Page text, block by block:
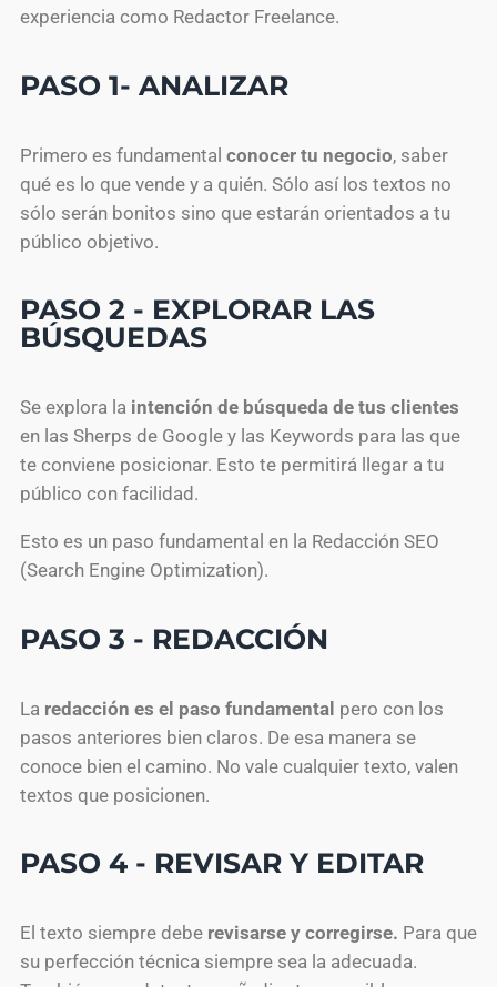
experiencia como Redactor Freelance.
PASO 1- ANALIZAR
Primero es fundamental conocer tu negocio, saber
qué es lo que vende y a quién. Sólo así los textos no
sólo serán bonitos sino que estarán orientados a tu
público objetivo.
PASO 2 - EXPLORAR LAS
BÚSQUEDAS
Se explora la intención de búsqueda de tus clientes
en las Sherps de Google y las Keywords para las que
te conviene posicionar. Esto te permitirá llegar a tu
público con facilidad.
Esto es un paso fundamental en la Redacción SEO
(Search Engine Optimization).
PASO 3 - REDACCIÓN
La redacción es el paso fundamental pero con los
pasos anteriores bien claros. De esa manera se
conoce bien el camino. No vale cualquier texto, valen
textos que posicionen.
PASO 4 - REVISAR Y EDITAR
El texto siempre debe revisarse y corregirse. Para que
su perfección técnica siempre sea la adecuada.